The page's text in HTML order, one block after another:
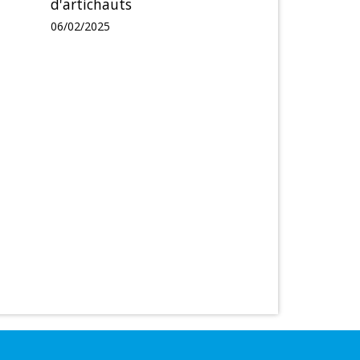
d'artichauts
06/02/2025